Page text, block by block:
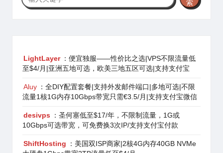
索
LightLayer ：便宜独服——性价比之选|VPS不限流量低
至$4/月|亚洲五地可选，欧美三地五区可选|支持支付宝
Aluy ：全DIY配置套餐|支持外发邮件端口|多地可选|不限
流量1核1G内存10Gbps带宽只需€3.5/月|支持支付宝微信
desivps
：圣何塞低至$17/年，不限制流量，1G或
10Gbps可选带宽，可免费换3次IP/支持支付宝付款
ShiftHosting
：美国双ISP商家|2核4G内存40GB NVMe